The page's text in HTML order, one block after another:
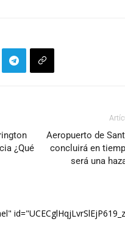
¿Qué
Aeropuerto de
concluirá en
será una